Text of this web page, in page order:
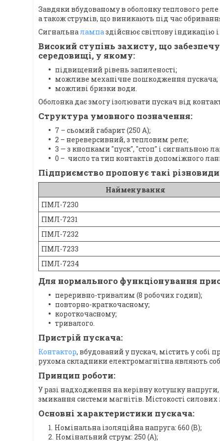
Завдяки вбудованому в оболонку теплового
а також струмів, що виникають під час
Сигнальналампаздійснює світлову індикацію
Високий ступінь захисту, що
середовищі, у якому:
підвищений рівень запиленості;
можливе механічне пошкодження пускача;
можливі бризки води.
Оболонка дає змогу ізолювати пускач від
Структура умовного позначення:
7 – сьомий габарит (250 А);
2 – нереверсивний, з тепловим реле;
3 — з кнопками "пуск", "стоп" і сигнальною
0 – число та тип контактів допоміжного
Підприємство пропонує такі
Найменування
ПМЛ-7230
ПМЛ-7231
ПМЛ-7232
ПМЛ-7233
ПМЛ-7234
Для нормального функціонування
переривно-тривалим (8 робочих годин);
повторно-краткочасному;
короткочасному;
тривалого.
Пристрій пускача:
Контактор, вбудований у пускач, містить у собі
рухома складники електромагнітна являють
Принцип роботи:
У разі надходження на керівну котушку
змикання системи магнітів. Містокості
Основні характеристики пускача:
Номінальна ізоляційна напруга: 660 (В);
Номінальний струм: 250 (А);